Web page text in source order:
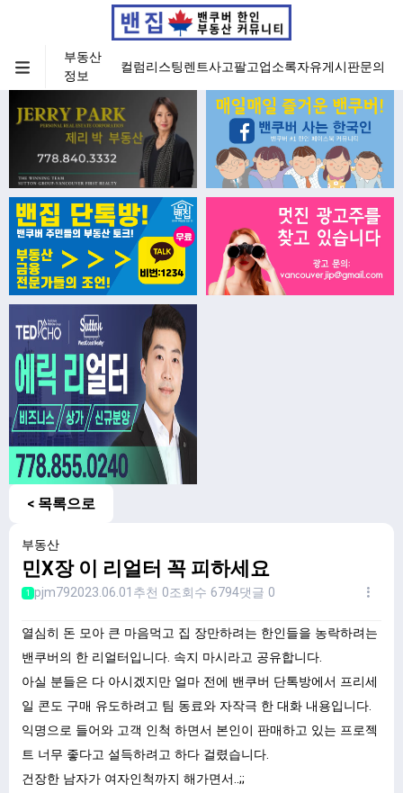
부동산
정보
컬럼리스팅렌트사고팔고업소록자유게시판문의
< 목록으로
부동산
민X장 이 리얼터 꼭 피하세요
1 pjm792023.06.01 추천 0조회수 6794댓글 0
열심히 돈 모아 큰 마음먹고 집 장만하려는 한인들을 농락하려는
밴쿠버의 한 리얼터입니다. 속지 마시라고 공유합니다.
아실 분들은 다 아시겠지만 얼마 전에 밴쿠버 단톡방에서 프리세
일 콘도 구매 유도하려고 팀 동료와 자작극 한 대화 내용입니다.
익명으로 들어와 고객 인척 하면서 본인이 판매하고 있는 프로젝
트 너무 좋다고 설득하려고 하다 걸렸습니다.
건장한 남자가 여자인척까지 해가면서..;;